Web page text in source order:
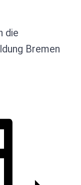
die
Bremen